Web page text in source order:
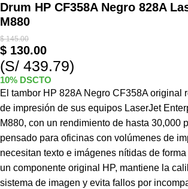
Drum HP CF358A Negro 828A
M880
$145.00
$ 130.00
(S/ 439.79)
10% DSCTO
El tambor HP 828A Negro CF358A original
de impresión de sus equipos LaserJet
M880, con un rendimiento de hasta 30,000
pensado para oficinas con volúmenes de
necesitan texto e imágenes nítidas de
un componente original HP, mantiene la
sistema de imagen y evita fallos por